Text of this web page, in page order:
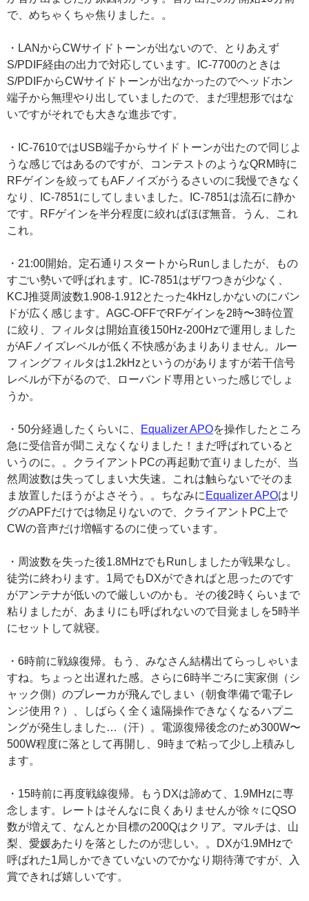
で、めちゃくちゃ焦りました。。
・LANからCWサイドトーンが出ないので、とりあえず
S/PDIF経由の出力で対応しています。IC-7700のときは
S/PDIFからCWサイドトーンが出なかったのでヘッドホン
端子から無理やり出していましたので、まだ理想形ではな
いですがそれでも大きな進歩です。
・IC-7610ではUSB端子からサイドトーンが出たので同じよ
うな感じではあるのですが、コンテストのようなQRM時に
RFゲインを絞ってもAFノイズがうるさいのに我慢できなく
なり、IC-7851にしてしまいました。IC-7851は流石に静か
です。RFゲインを半分程度に絞ればほぼ無音。うん、これ
これ。
・21:00開始。定石通りスタートからRunしましたが、もの
すごい勢いで呼ばれます。IC-7851はザワつきが少なく、
KCJ推奨周波数1.908-1.912とたった4kHzしかないのにバン
ドが広く感じます。AGC-OFFでRFゲインを2時〜3時位置
に絞り、フィルタは開始直後150Hz-200Hzで運用しました
がAFノイズレベルが低く不快感があまりありません。ルー
フィングフィルタは1.2kHzというのがありますが若干信号
レベルが下がるので、ローバンド専用といった感じでしょ
うか。
・50分経過したくらいに、 Equalizer APOを操作したところ
急に受信音が聞こえなくなりました！まだ呼ばれていると
いうのに。。クライアントPCの再起動で直りましたが、当
然周波数は失ってしまい大失速。これは触らないでそのま
ま放置したほうがよさそう。。ちなみにEqualizer APOはリ
グのAPFだけでは物足りないので、クライアントPC上で
CWの音声だけ増幅するのに使っています。
・周波数を失った後1.8MHzでもRunしましたが戦果なし。
徒労に終わります。1局でもDXができればと思ったのです
がアンテナが低いので厳しいのかも。その後2時くらいまで
粘りましたが、あまりにも呼ばれないので目覚ましを5時半
にセットして就寝。
・6時前に戦線復帰。もう、みなさん結構出てらっしゃいま
すね。ちょっと出遅れた感。さらに6時半ごろに実家側（シ
ャック側）のブレーカが飛んでしまい（朝食準備で電子レ
ンジ使用？）、しばらく全く遠隔操作できなくなるハプニ
ングが発生しました…（汗）。電源復帰後念のため300W〜
500W程度に落として再開し、9時まで粘って少し上積みし
ます。
・15時前に再度戦線復帰。もうDXは諦めて、1.9MHzに専
念します。レートはそんなに良くありませんが徐々にQSO
数が増えて、なんとか目標の200Qはクリア。マルチは、山
梨、愛媛あたりを落としたのが悲しい。。DXが1.9MHzで
呼ばれた1局しかできていないのでかなり期待薄ですが、入
賞できれば嬉しいです。